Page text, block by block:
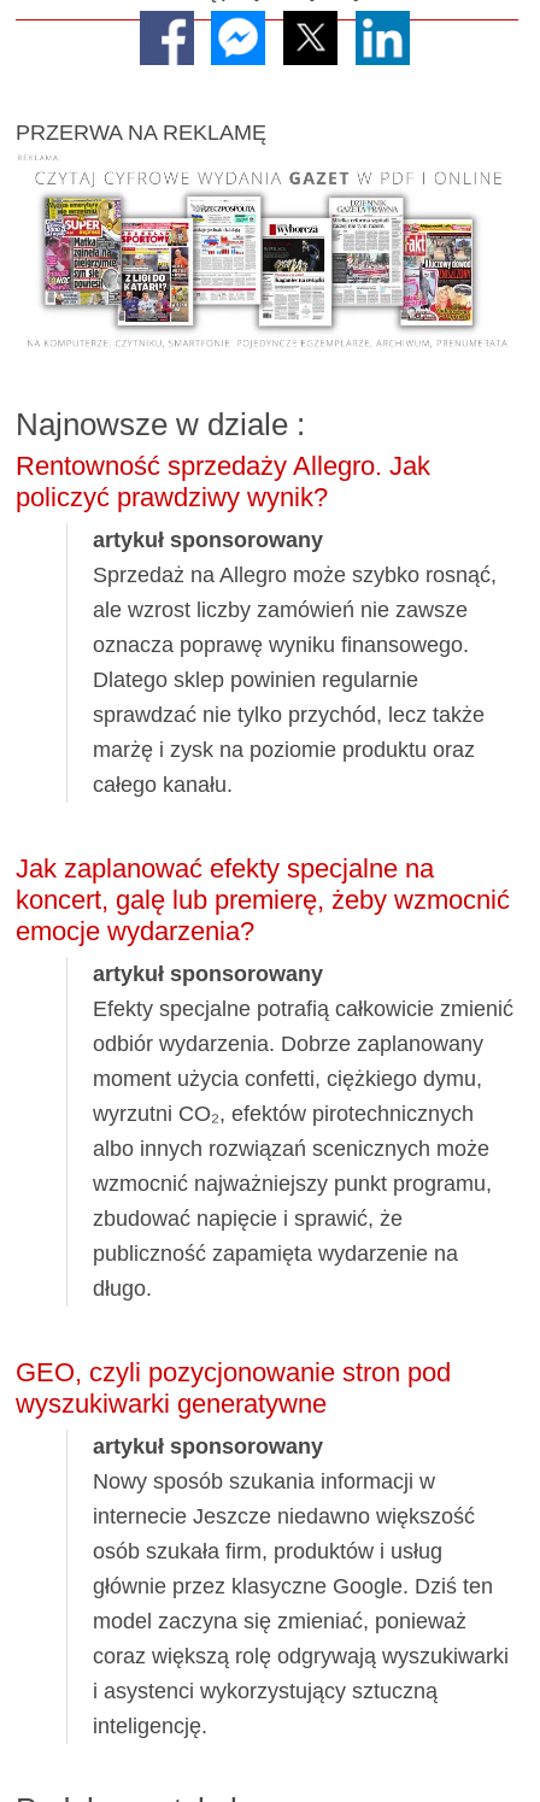
PRZERWA NA REKLAMĘ
Najnowsze w dziale :
Rentowność sprzedaży Allegro. Jak
policzyć prawdziwy wynik?
artykuł sponsorowany
Sprzedaż na Allegro może szybko rosnąć,
ale wzrost liczby zamówień nie zawsze
oznacza poprawę wyniku finansowego.
Dlatego sklep powinien regularnie
sprawdzać nie tylko przychód, lecz także
marżę i zysk na poziomie produktu oraz
całego kanału.
Jak zaplanować efekty specjalne na
koncert, galę lub premierę, żeby wzmocnić
emocje wydarzenia?
artykuł sponsorowany
Efekty specjalne potrafią całkowicie zmienić
odbiór wydarzenia. Dobrze zaplanowany
moment użycia confetti, ciężkiego dymu,
wyrzutni CO₂, efektów pirotechnicznych
albo innych rozwiązań scenicznych może
wzmocnić najważniejszy punkt programu,
zbudować napięcie i sprawić, że
publiczność zapamięta wydarzenie na
długo.
GEO, czyli pozycjonowanie stron pod
wyszukiwarki generatywne
artykuł sponsorowany
Nowy sposób szukania informacji w
internecie Jeszcze niedawno większość
osób szukała firm, produktów i usług
głównie przez klasyczne Google. Dziś ten
model zaczyna się zmieniać, ponieważ
coraz większą rolę odgrywają wyszukiwarki
i asystenci wykorzystujący sztuczną
inteligencję.